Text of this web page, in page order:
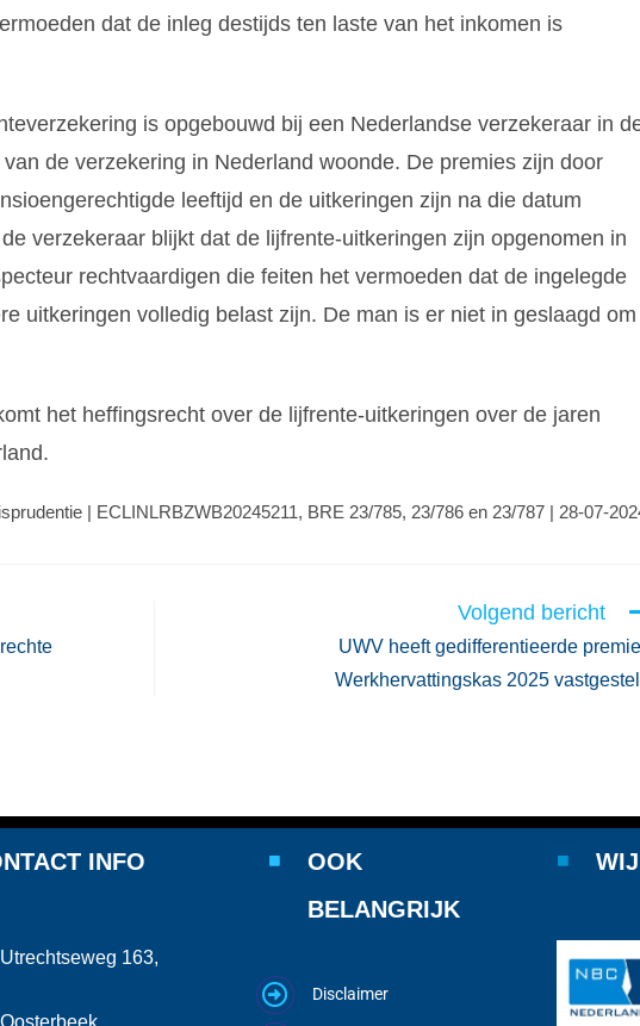
dat de inleg destijds ten laste van het inkomen is
is opgebouwd bij een Nederlandse verzekeraar in
de verzekering in Nederland woonde. De premies zijn door
leeftijd en de uitkeringen zijn na die datum
verzekeraar blijkt dat de lijfrente-uitkeringen zijn opgenomen in
rechtvaardigen die feiten het vermoeden dat de ingelegde
uitkeringen volledig belast zijn. De man is er niet in geslaagd om
het heffingsrecht over de lijfrente-uitkeringen over de jaren
| ECLINLRBZWB20245211, BRE 23/785, 23/786 en 23/787 | 28-07-
Volgend bericht
UWV heeft gedifferentieerde
Werkhervattingskas 2025
INFO
Utrechtseweg 163,
Oosterbeek
OOK
BELANGRIJK
Disclaimer